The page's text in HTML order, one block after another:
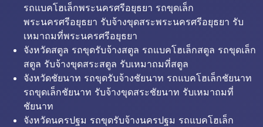
รถแบคโฮเล็กพระนครศรีอยุธยา รถขุดเล็ก
พระนครศรีอยุธยา รับจ้างขุดสระพระนครศรีอยุธยา รับ
เหมาถมที่พระนครศรีอยุธยา
จังหวัดสตูล รถขุดรับจ้างสตูล รถแบคโฮเล็กสตูล รถขุดเล็ก
สตูล รับจ้างขุดสระสตูล รับเหมาถมที่สตูล
จังหวัดชัยนาท รถขุดรับจ้างชัยนาท รถแบคโฮเล็กชัยนาท
รถขุดเล็กชัยนาท รับจ้างขุดสระชัยนาท รับเหมาถมที่
ชัยนาท
จังหวัดนครปฐม รถขุดรับจ้างนครปฐม รถแบคโฮเล็ก